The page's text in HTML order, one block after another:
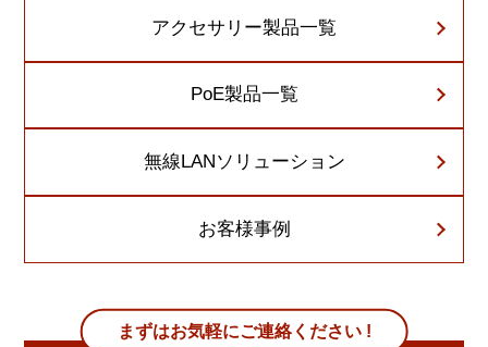
アクセサリー製品一覧
PoE製品一覧
無線LANソリューション
お客様事例
まずはお気軽にご連絡ください !